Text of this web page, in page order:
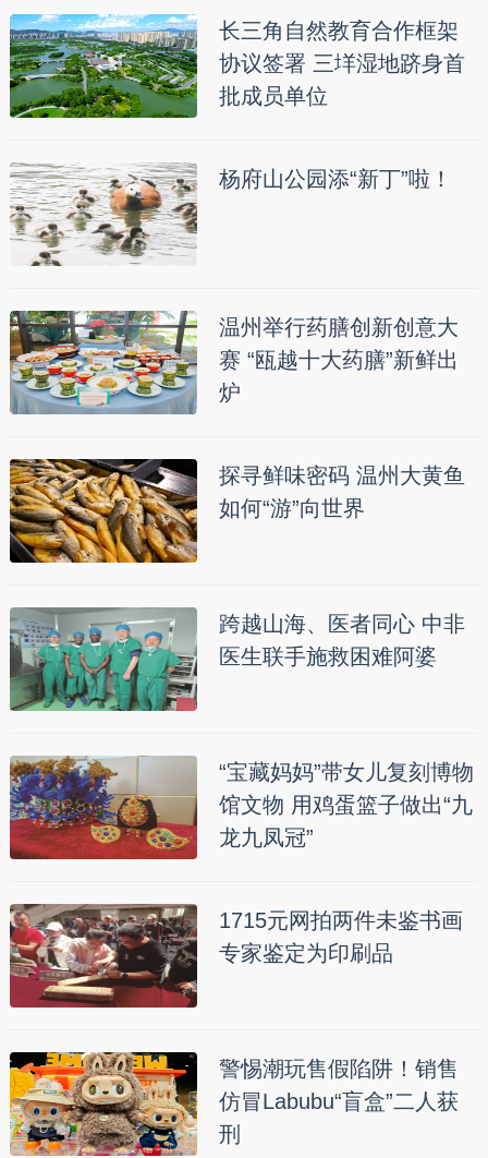
长三角自然教育合作框架
协议签署 三垟湿地跻身首
批成员单位
杨府山公园添“新丁”啦！
温州举行药膳创新创意大
赛 “瓯越十大药膳”新鲜出
炉
探寻鲜味密码 温州大黄鱼
如何“游”向世界
跨越山海、医者同心 中非
医生联手施救困难阿婆
“宝藏妈妈”带女儿复刻博物
馆文物 用鸡蛋篮子做出“九
龙九凤冠”
1715元网拍两件未鉴书画
专家鉴定为印刷品
警惕潮玩售假陷阱！销售
仿冒Labubu“盲盒”二人获
刑